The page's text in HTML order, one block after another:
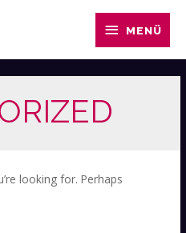
MENÜ
looking for. Perhaps